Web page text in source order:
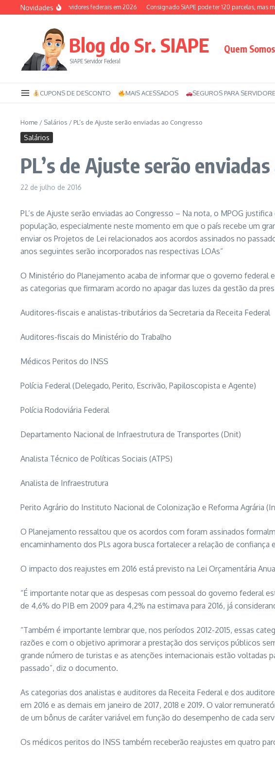
Ir para o conteúdo
Novidades
saúde dos servidores federais em 2026 Consignado SIAPE pode ter 120 parcelas, mas
Blog do Sr. SIAPE
SIAPE Servidor Federal
Quem Somos
CUPONS DE DESCONTO MAIS ACESSADOS SEGUROS PARA
Home / Salários / PL’s de Ajuste serão enviadas ao Congresso
Salários
PL’s de Ajuste serão
22 de julho de 2016
PL’s de Ajuste serão enviadas ao Congresso – Na nota, o MPOG
população, especialmente neste momento em que o país recebe um
enviar os Projetos de Lei relacionados aos acordos assinados no
anos seguintes serão incorporados nas respectivas LOAs”
O Ministério do Planejamento acaba de informar que o governo federal
as categorias que firmaram acordo no apagar das luzes da gestão da
Auditores-fiscais e analistas-tributários da Secretaria da Receita Federal
Auditores-fiscais do Ministério do Trabalho
Médicos Peritos do INSS
Polícia Federal (Delegado, Perito, Escrivão, Papiloscopista e Agente)
Polícia Rodoviária Federal
Departamento Nacional de Infraestrutura de Transportes (Dnit)
Analista Técnico de Políticas Sociais (ATPS)
Analista de Infraestrutura
Perito Agrário do Instituto Nacional de Colonização e Reforma Agrária
O Planejamento ressaltou que os acordos com foram assinados
encaminhamento dos PLs agora busca fortalecer a relação de confiança
O impacto dos reajustes em 2016 está previsto na Lei Orçamentária
“É importante notar que as despesas com pessoal do governo federal
de 4,6% do PIB em 2009 para 4,2% na estimava para 2016, já
“Também é importante lembrar que, nos períodos 2012-2015, essas
razões e com o objetivo aprimorar a prestação dos serviços públicos
grande número de turistas e as atenções internacionais estão voltadas
passado”, diz o documento.
As categorias dos analistas e auditores da Receita Federal e dos
em 2016 e as demais em janeiro de 2017, 2018 e 2019. O valor
de um bônus de caráter variável em função do desempenho de cada
Os médicos peritos do INSS também receberão reajustes em quatro